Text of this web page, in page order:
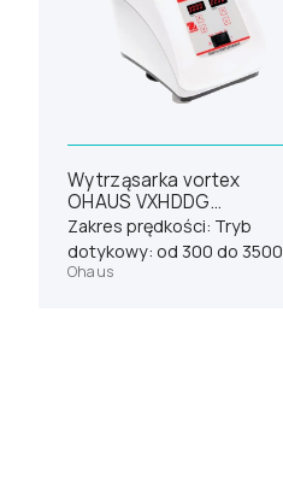
Wytrząsarka vortex
OHAUS VXHDDG
(30392136)
Zakres prędkości: Tryb
dotykowy: od 300 do 3500
obr./minTryb ciągły: od 300
Ohaus